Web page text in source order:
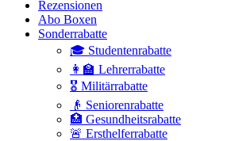
Rezensionen
Abo Boxen
Sonderrabatte
🎓 Studentenrabatte
👩‍🏫 Lehrerrabatte
🎖️ Militärrabatte
👴 Seniorenrabatte
🏥 Gesundheitsrabatte
🚨 Ersthelferrabatte